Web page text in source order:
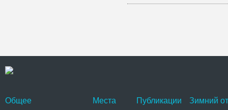
Общее Места Публикации Зимний